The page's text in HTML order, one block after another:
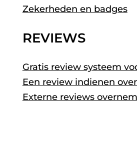
Zekerheden en badges
REVIEWS
Gratis review systeem
Een review indienen
Externe reviews